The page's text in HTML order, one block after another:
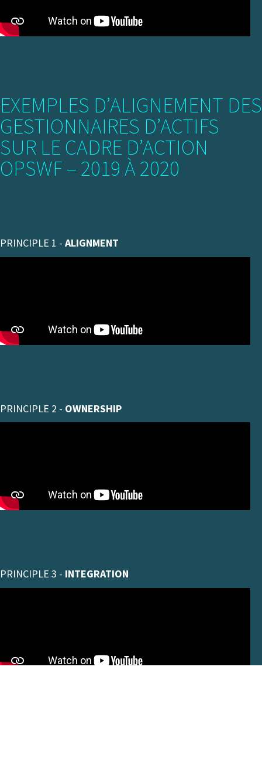
EXEMPLES D’ALIGNEMENT DES
GESTIONNAIRES D’ACTIFS
SUR LE CADRE D’ACTION
OPSWF – 2019 À 2020
PRINCIPLE 1 - ALIGNMENT
PRINCIPLE 2 - OWNERSHIP
PRINCIPLE 3 - INTEGRATION